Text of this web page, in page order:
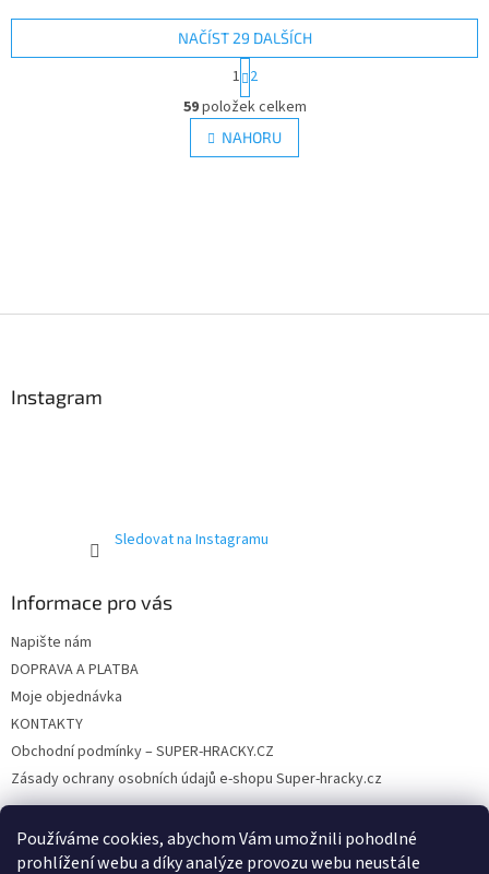
Používáme cookies, abychom Vám umožnili pohodlné
prohlížení webu a díky analýze provozu webu neustále
motivem 👉 SPIDERMAN
Více produktů s motivem
👉 TLAPKOVÉ PATROLY
O
v
l
á
NAČÍST 29 DALŠÍCH
S
t
r
á
n
k
1 2
59položek celkem
NAHORU
Instagram
Sledovat na Instagramu
Informace pro vás
Napište nám
DOPRAVA A PLATBA
Moje objednávka
KONTAKTY
Obchodní podmínky – SUPER-HRACKY.CZ
Zásady ochrany osobních údajů e-shopu Super-hracky.cz
Instagram